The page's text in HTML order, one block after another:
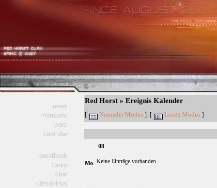
news
members
wars
calendar
guestbook
forum
chat
rules/joinus
Red Horst » Ereignis Kalender
[ Normaler Modus ] [ Listen Modus ]
Mo
08
Keine Einträge vorhanden